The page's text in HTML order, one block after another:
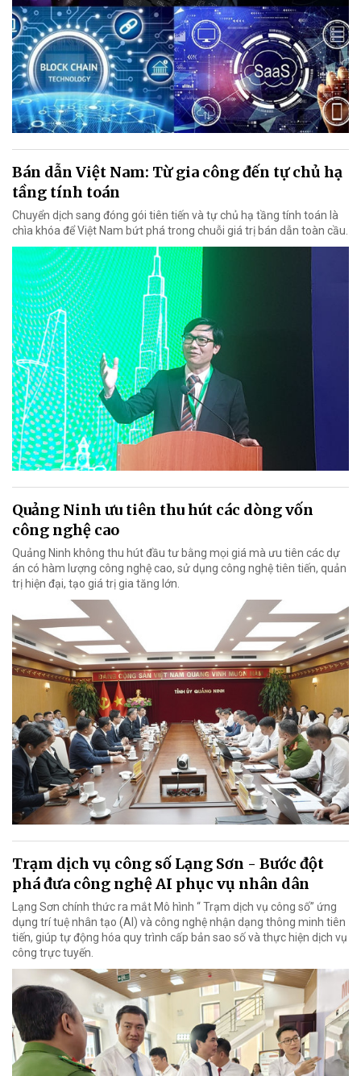
Bán dẫn Việt Nam: Từ gia công đến tự chủ hạ
tầng tính toán
Chuyển dịch sang đóng gói tiên tiến và tự chủ hạ tầng tính toán là
chìa khóa để Việt Nam bứt phá trong chuỗi giá trị bán dẫn toàn cầu.
Quảng Ninh ưu tiên thu hút các dòng vốn
công nghệ cao
Quảng Ninh không thu hút đầu tư bằng mọi giá mà ưu tiên các dự
án có hàm lượng công nghệ cao, sử dụng công nghệ tiên tiến, quản
trị hiện đại, tạo giá trị gia tăng lớn.
Trạm dịch vụ công số Lạng Sơn - Bước đột
phá đưa công nghệ AI phục vụ nhân dân
Lạng Sơn chính thức ra mắt Mô hình “ Trạm dịch vụ công số” ứng
dụng trí tuệ nhân tạo (AI) và công nghệ nhận dạng thông minh tiên
tiến, giúp tự động hóa quy trình cấp bản sao số và thực hiện dịch vụ
công trực tuyến.